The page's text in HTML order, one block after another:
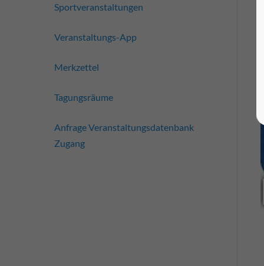
Sportveranstaltungen
Veranstaltungs-App
Merkzettel
Tagungsräume
Anfrage Veranstaltungsdatenbank
Zugang